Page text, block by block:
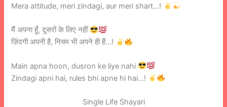
Mera attitude, meri zindagi, aur meri shart…!
मैं अपना हूँ, दूसरों के लिए नहीं
ज़िंदगी अपनी है, नियम भी अपने ही हैं…!
Main apna hoon, dusron ke liye nahi
Zindagi apni hai, rules bhi apne hi hai…!
Single Life Shayari